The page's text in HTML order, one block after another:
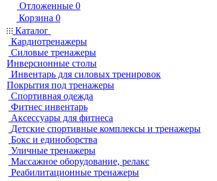
Отложенные 0
Корзина 0
Каталог
Кардиотренажеры
Силовые тренажеры
Инверсионные столы
Инвентарь для силовых тренировок
Покрытия под тренажеры
Спортивная одежда
Фитнес инвентарь
Аксессуары для фитнеса
Детские спортивные комплексы и тренажеры
Бокс и единоборства
Уличные тренажеры
Массажное оборудование, релакс
Реабилитационные тренажеры